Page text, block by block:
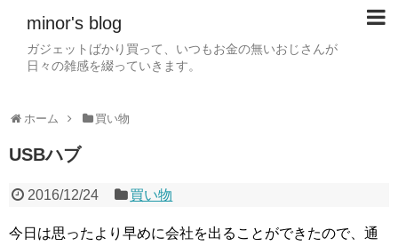
minor's blog
ガジェットばかり買って、いつもお金の無いおじさんが
日々の雑感を綴っていきます。
ホーム 買い物
USBハブ
2016/12/24 買い物
今日は思ったより早めに会社を出ることができたので、通